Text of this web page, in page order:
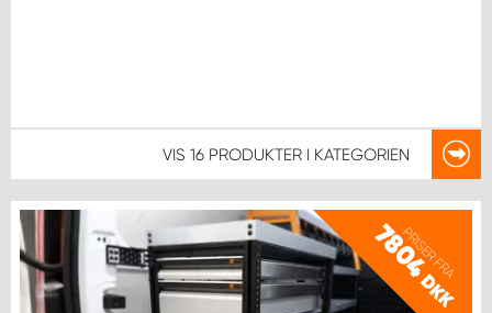
VIS 16 PRODUKTER I KATEGORIEN
PRISER FRA
7804
DKK